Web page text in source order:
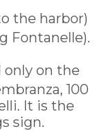
the harbor)
Fontanelle).
only on the
100
It is the
sign.